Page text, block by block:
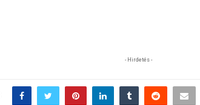
- Hirdetés -